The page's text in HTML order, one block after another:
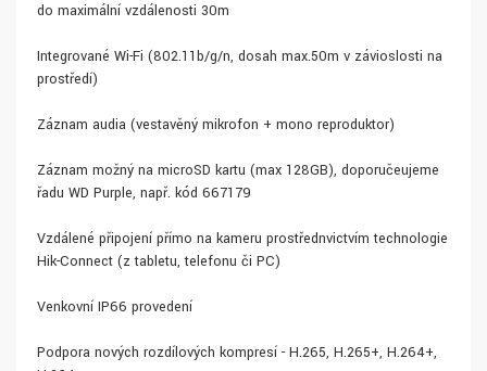
do maximální vzdálenosti 30m
Integrované Wi-Fi (802.11b/g/n, dosah max.50m v závioslosti na
prostředí)
Záznam audia (vestavěný mikrofon + mono reproduktor)
Záznam možný na microSD kartu (max 128GB), doporučeujeme
řadu WD Purple, např. kód 667179
Vzdálené připojení přímo na kameru prostřednvictvím technologie
Hik-Connect (z tabletu, telefonu či PC)
Venkovní IP66 provedení
Podpora nových rozdílových kompresí - H.265, H.265+, H.264+,